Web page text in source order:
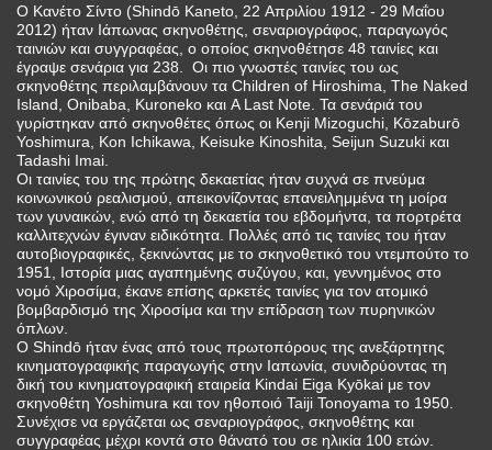
Ο Κανέτο Σίντο (Shindō Kaneto, 22 Απριλίου 1912 - 29 Μαΐου
2012) ήταν Ιάπωνας σκηνοθέτης, σεναριογράφος, παραγωγός
ταινιών και συγγραφέας, ο οποίος σκηνοθέτησε 48 ταινίες και
έγραψε σενάρια για 238. Οι πιο γνωστές ταινίες του ως
σκηνοθέτης περιλαμβάνουν τα Children of Hiroshima, The Naked
Island, Onibaba, Kuroneko και A Last Note. Τα σενάριά του
γυρίστηκαν από σκηνοθέτες όπως οι Kenji Mizoguchi, Kōzaburō
Yoshimura, Kon Ichikawa, Keisuke Kinoshita, Seijun Suzuki και
Tadashi Imai.
Οι ταινίες του της πρώτης δεκαετίας ήταν συχνά σε πνεύμα
κοινωνικού ρεαλισμού, απεικονίζοντας επανειλημμένα τη μοίρα
των γυναικών, ενώ από τη δεκαετία του εβδομήντα, τα πορτρέτα
καλλιτεχνών έγιναν ειδικότητα. Πολλές από τις ταινίες του ήταν
αυτοβιογραφικές, ξεκινώντας με το σκηνοθετικό του ντεμπούτο το
1951, Ιστορία μιας αγαπημένης συζύγου, και, γεννημένος στο
νομό Χιροσίμα, έκανε επίσης αρκετές ταινίες για τον ατομικό
βομβαρδισμό της Χιροσίμα και την επίδραση των πυρηνικών
όπλων.
Ο Shindō ήταν ένας από τους πρωτοπόρους της ανεξάρτητης
κινηματογραφικής παραγωγής στην Ιαπωνία, συνιδρύοντας τη
δική του κινηματογραφική εταιρεία Kindai Eiga Kyōkai με τον
σκηνοθέτη Yoshimura και τον ηθοποιό Taiji Tonoyama το 1950.
Συνέχισε να εργάζεται ως σεναριογράφος, σκηνοθέτης και
συγγραφέας μέχρι κοντά στο θάνατό του σε ηλικία 100 ετών.